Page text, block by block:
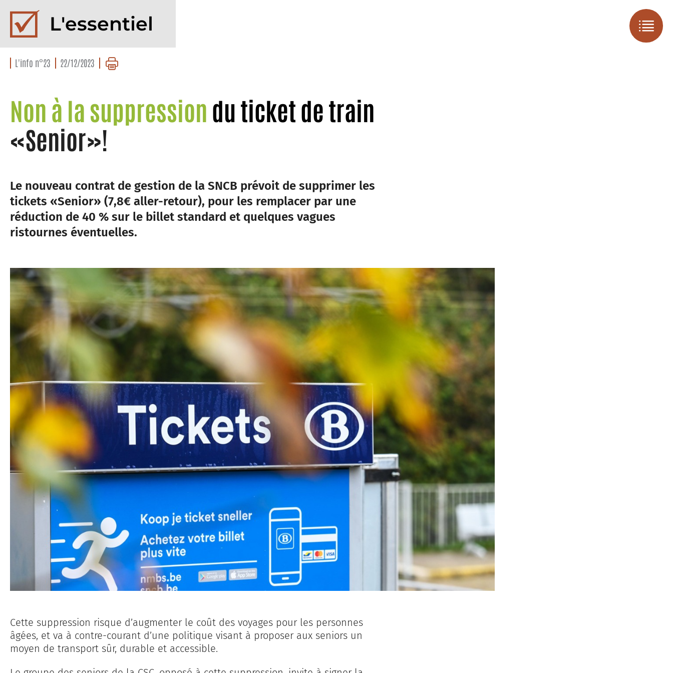
L'essentiel
L'info n°23 22/12/2023
Non à la suppression du ticket de train
«Senior»!
Le nouveau contrat de gestion de la SNCB prévoit de supprimer les
tickets «Senior» (7,8€ aller-retour), pour les remplacer par une
réduction de 40 % sur le billet standard et quelques vagues
ristournes éventuelles.
Cette suppression risque d’augmenter le coût des voyages pour les personnes
âgées, et va à contre-courant d’une politique visant à proposer aux seniors un
moyen de transport sûr, durable et accessible.